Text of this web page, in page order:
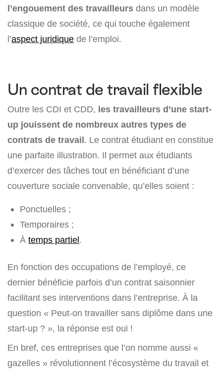
l’engouement des travailleurs dans un modèle
classique de société, ce qui touche également
l’aspect juridique de l’emploi.
Un contrat de travail flexible
Outre les CDI et CDD, les travailleurs d’une start-
up jouissent de nombreux autres types de
contrats de travail. Le contrat étudiant en constitue
une parfaite illustration. Il permet aux étudiants
d’exercer des tâches tout en bénéficiant d’une
couverture sociale convenable, qu’elles soient :
Ponctuelles ;
Temporaires ;
À temps partiel.
En fonction des occupations de l’employé, ce
dernier bénéficie parfois d’un contrat saisonnier
facilitant ses interventions dans l’entreprise. À la
question « Peut-on travailler sans diplôme dans une
start-up ? », la réponse est oui !
En bref, ces entreprises que l’on nomme aussi «
gazelles » révolutionnent l’écosystème du travail et